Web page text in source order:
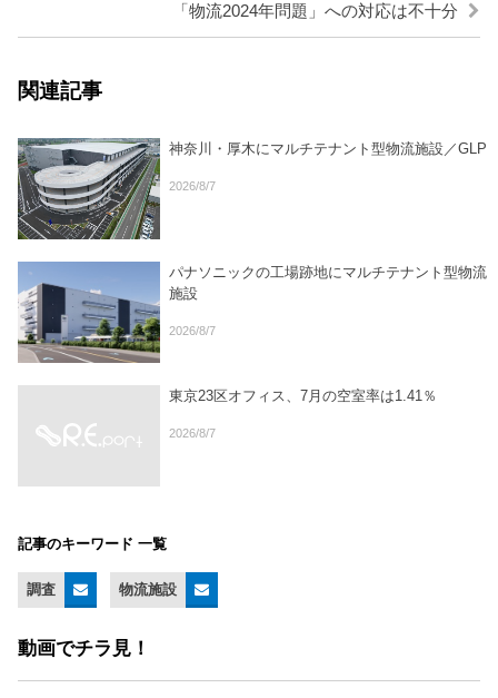
「物流2024年問題」への対応は不十分
関連記事
神奈川・厚木にマルチテナント型物流施設／GLP
2026/8/7
パナソニックの工場跡地にマルチテナント型物流
施設
2026/8/7
東京23区オフィス、7月の空室率は1.41％
2026/8/7
記事のキーワード 一覧
調査 物流施設
動画でチラ見！